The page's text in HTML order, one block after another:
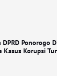
DPRD Ponorogo
Kasus Korupsi